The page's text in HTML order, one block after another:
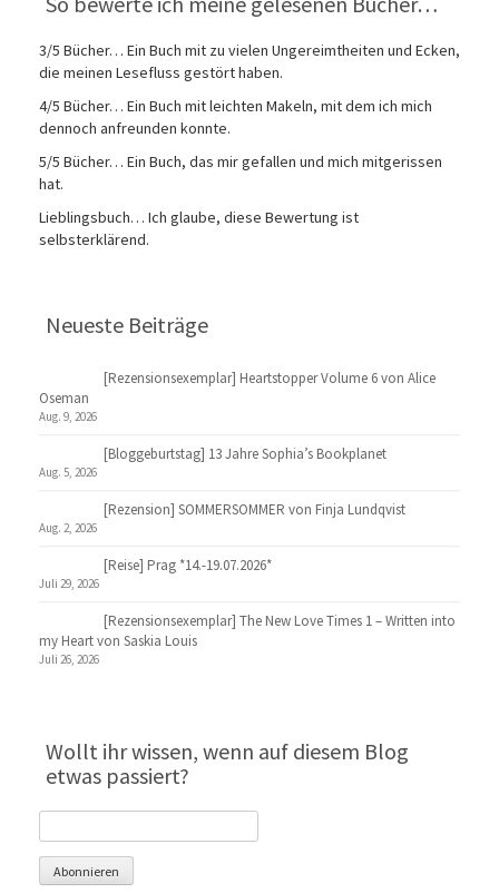
3/5 Bücher… Ein Buch mit zu vielen Ungereimtheiten und Ecken,
die meinen Lesefluss gestört haben.
4/5 Bücher… Ein Buch mit leichten Makeln, mit dem ich mich
dennoch anfreunden konnte.
5/5 Bücher… Ein Buch, das mir gefallen und mich mitgerissen
hat.
Lieblingsbuch… Ich glaube, diese Bewertung ist
selbsterklärend.
Neueste Beiträge
[Rezensionsexemplar] Heartstopper Volume 6 von Alice
Oseman
Aug. 9, 2026
[Bloggeburtstag] 13 Jahre Sophia’s Bookplanet
Aug. 5, 2026
[Rezension] SOMMERSOMMER von Finja Lundqvist
Aug. 2, 2026
[Reise] Prag *14.-19.07.2026*
Juli 29, 2026
[Rezensionsexemplar] The New Love Times 1 – Written into
my Heart von Saskia Louis
Juli 26, 2026
Wollt ihr wissen, wenn auf diesem Blog
etwas passiert?